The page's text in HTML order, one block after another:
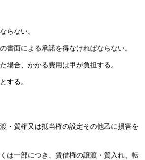
らない。
書面による承諾を得なければならない。
場合、かかる費用は甲が負担する。
する。
・質権又は抵当権の設定その他乙に損害を
は一部につき、賃借権の譲渡・質入れ、転